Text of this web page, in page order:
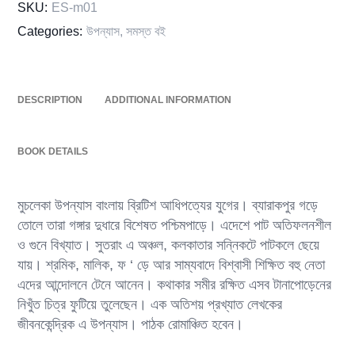
SKU: ES-m01
Categories: উপন্যাস,সমস্ত বই
DESCRIPTION ADDITIONAL INFORMATION
BOOK DETAILS
মুচলেকা উপন্যাস বাংলায় ব্রিটিশ আধিপত্যের যুগের। ব্যারাকপুর গড়ে
তোলে তারা গঙ্গার দুধারে বিশেষত পশ্চিমপাড়ে। এদেশে পাট অতিফলনশীল
ও গুনে বিখ্যাত। সুতরাং এ অঞ্চল, কলকাতার সন্নিকটে পাটকলে ছেয়ে
যায়। শ্রমিক, মালিক, ফ ‘ ড়ে আর সাম্যবাদে বিশ্বাসী শিক্ষিত বহু নেতা
এদের আন্দোলনে টেনে আনেন। কথাকার সমীর রক্ষিত এসব টানাপোড়েনের
নিখুঁত চিত্র ফুটিয়ে তুলেছেন। এক অতিশয় প্রখ্যাত লেখকের
জীবনকেন্দ্রিক এ উপন্যাস। পাঠক রোমাঞ্চিত হবেন।